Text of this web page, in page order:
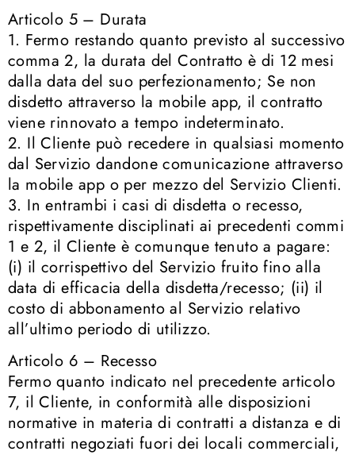
Articolo 5 – Durata
1. Fermo restando quanto previsto al successivo
comma 2, la durata del Contratto è di 12 mesi
dalla data del suo perfezionamento; Se non
disdetto attraverso la mobile app, il contratto
viene rinnovato a tempo indeterminato.
2. Il Cliente può recedere in qualsiasi momento
dal Servizio dandone comunicazione attraverso
la mobile app o per mezzo del Servizio Clienti.
3. In entrambi i casi di disdetta o recesso,
rispettivamente disciplinati ai precedenti commi
1 e 2, il Cliente è comunque tenuto a pagare:
(i) il corrispettivo del Servizio fruito fino alla
data di efficacia della disdetta/recesso; (ii) il
costo di abbonamento al Servizio relativo
all’ultimo periodo di utilizzo.
Articolo 6 – Recesso
Fermo quanto indicato nel precedente articolo
7, il Cliente, in conformità alle disposizioni
normative in materia di contratti a distanza e di
contratti negoziati fuori dei locali commerciali,